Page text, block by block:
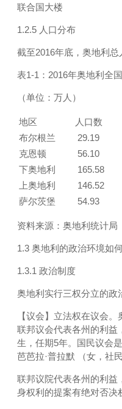
联合国大楼
1.2.5 人口分布
截至2016年底，奥地利总
表1-1：2016年奥地利全
（单位：万人）
地区 人口数
布尔根兰
29.19
克恩顿
56.10
下奥地利
165.58
上奥地利
146.52
萨尔茨堡
54.93
资料来源：奥地利统计局
1.3 奥地利的政治环境如
1.3.1 政治制度
奥地利实行三权分立的政
【议会】立法权在议会
联邦议会代表各州的利益
生，任期5年。国民议会
芭芭拉·普拉默 （女，社民
联邦议院代表各州的利益
身权利的提案有绝对否决